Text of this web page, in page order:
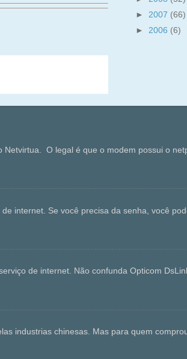
► 2007 (66)
► 2006 (6)
O legal é que o modem possui o
internet. Se você precisa da senha, você
de internet. Não confunda Opticom
industrias chinesas. Mas para quem